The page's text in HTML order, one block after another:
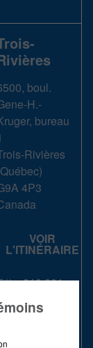
boul.
H.-
bureau
Rivières
Québec)
4P3
VOIR
L'ITINÉRAIRE
:819 801-
9797
:819